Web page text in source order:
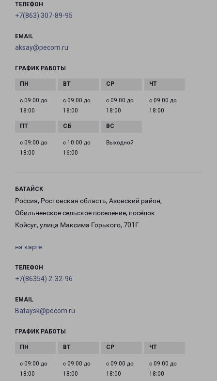
ТЕЛЕФОН
+7(863) 307-89-95
EMAIL
aksay@pecom.ru
ГРАФИК РАБОТЫ
с 09:00 до
18:00
с 09:00 до
18:00
с 09:00 до
18:00
с 09:00 до
18:00
с 09:00 до
18:00
с 10:00 до
16:00
Выходной
БАТАЙСК
Россия, Ростовская область, Азовский район,
Обильненское сельское поселение, посёлок
Койсуг, улица Максима Горького, 701Г
на карте
ТЕЛЕФОН
+7(86354) 2-32-96
EMAIL
Bataysk@pecom.ru
ГРАФИК РАБОТЫ
с 09:00 до
18:00
с 09:00 до
18:00
с 09:00 до
18:00
с 09:00 до
18:00